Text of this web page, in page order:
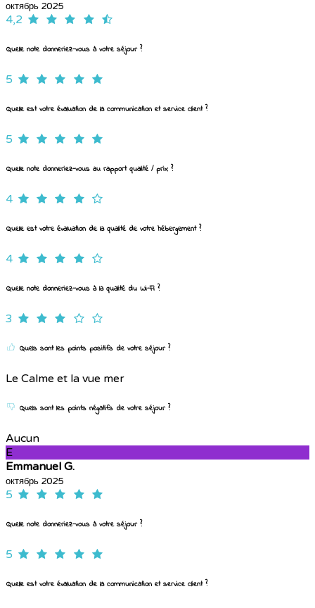
октябрь 2025
4,2
Quelle note donneriez-vous à votre séjour ?
5
Quelle est votre évaluation de la communication et service client ?
5
Quelle note donneriez-vous au rapport qualité / prix ?
4
Quelle est votre évaluation de la qualité de votre hébergement ?
4
Quelle note donneriez-vous à la qualité du Wi-Fi ?
3
Quels sont les points positifs de votre séjour ?
Le Calme et la vue mer
Quels sont les points négatifs de votre séjour ?
Aucun
E
Emmanuel G.
октябрь 2025
5
Quelle note donneriez-vous à votre séjour ?
5
Quelle est votre évaluation de la communication et service client ?